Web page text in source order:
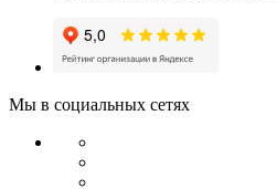
Мы в социальных сетях